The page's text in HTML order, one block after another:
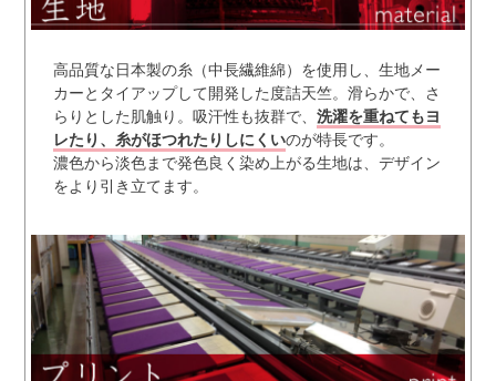
高品質な日本製の糸（中長繊維綿）を使用し、生地メー
カーとタイアップして開発した度詰天竺。滑らかで、さ
らりとした肌触り。吸汗性も抜群で、 洗濯を重ねてもヨ
レたり、糸がほつれたりしにくいのが特長です。
濃色から淡色まで発色良く染め上がる生地は、デザイン
をより引き立てます。